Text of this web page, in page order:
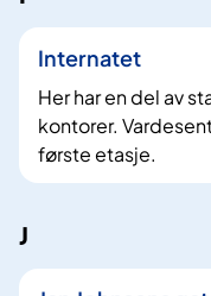
Internatet
Her har en del av
kontorer.
første etasje.
J